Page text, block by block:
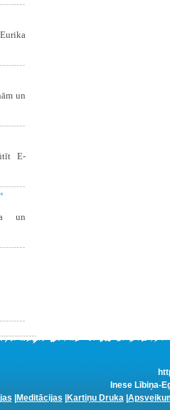
un
E-
un
Inese Lībiņa-
Meditācijas Kartiņu Druka|